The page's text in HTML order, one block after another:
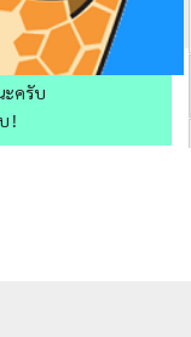
ะครับ
!